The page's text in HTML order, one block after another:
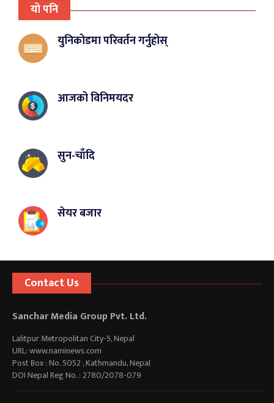
यो पनि
युनिकोडमा परिवर्तन गर्नुहोस्
आजको विनिमयदर
सुन-चाँदि
सेयर बजार
Contact Us
Sanchar Media Group Pvt. Ltd.
Lalitpur Metropolitan City-5, Nepal
URL: www.naminews.com
Post Box : No. 5052 , Kathmandu, Nepal
DOI Nepal Reg No. : 2780/2078-079